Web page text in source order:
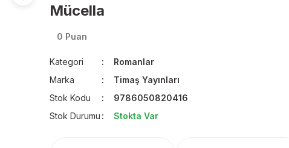
Mücella
0 Puan
Kategori
Romanlar
Marka
Timaş Yayınları
Stok Kodu
9786050820416
Stok Durumu
Stokta Var